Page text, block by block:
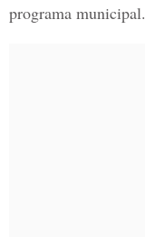
programa municipal.